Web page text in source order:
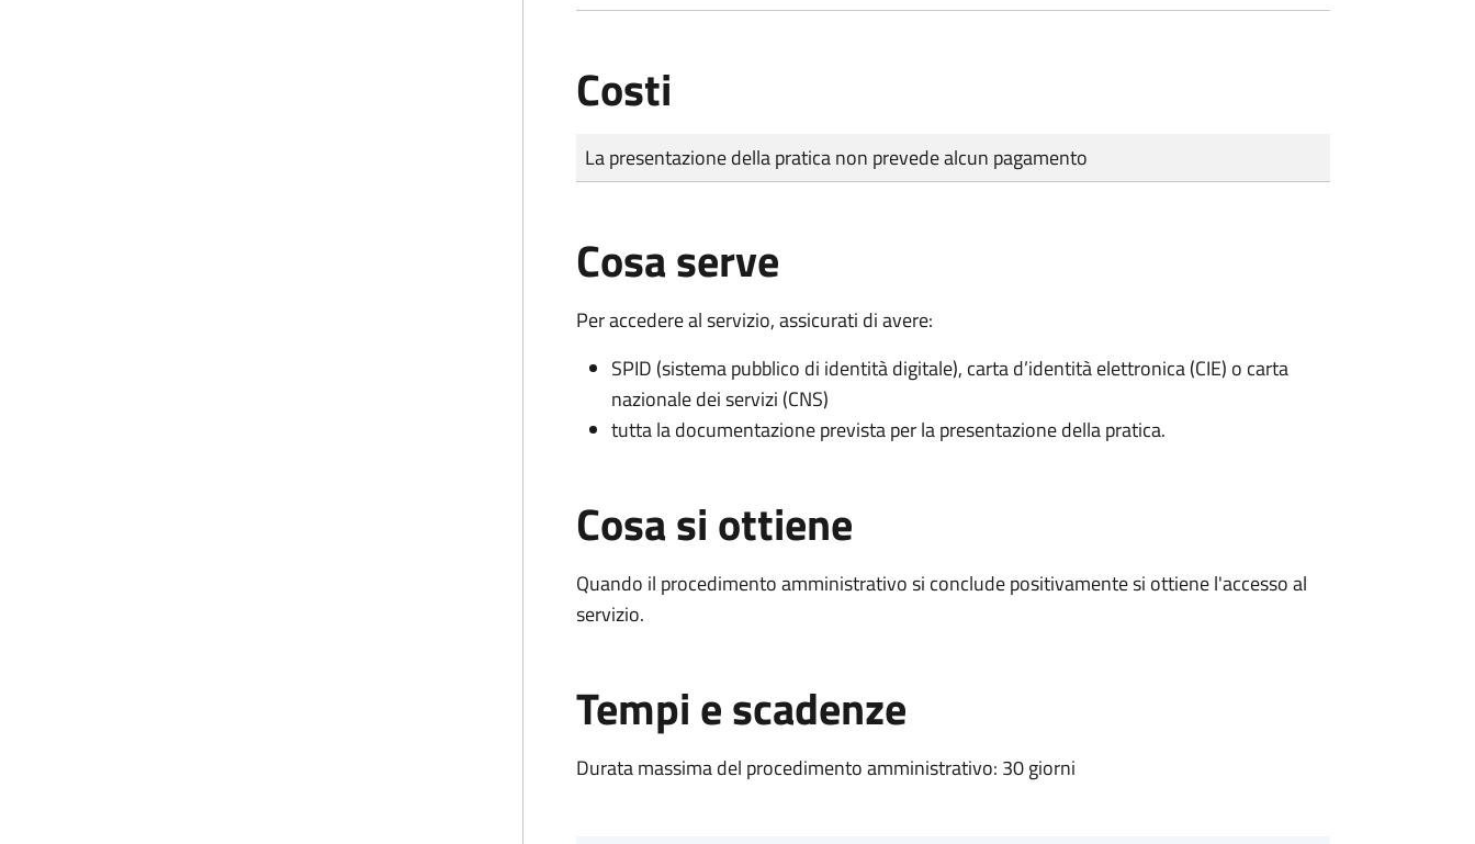
Costi
Tipo di pagamento
Importo
La presentazione della pratica non prevede alcun pagamento
Cosa serve
Per accedere al servizio, assicurati di avere:
SPID (sistema pubblico di identità digitale), carta d’identità elettronica (CIE) o carta
nazionale dei servizi (CNS)
tutta la documentazione prevista per la presentazione della pratica.
Cosa si ottiene
Quando il procedimento amministrativo si conclude positivamente si ottiene l'accesso al
servizio.
Tempi e scadenze
Durata massima del procedimento amministrativo: 30 giorni